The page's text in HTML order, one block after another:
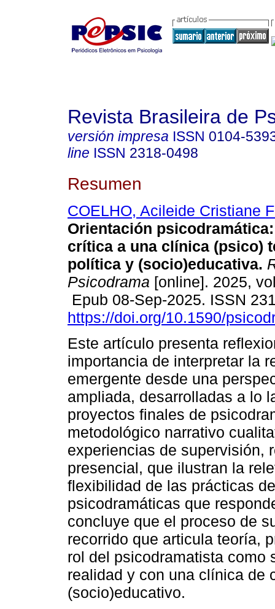
Revista Brasileira de
versión impresa ISSN 0104-
line ISSN 2318-0498
Resumen
COELHO, Acileide Cristiane
Orientación
crítica a una clínica (psico)
política y (socio)educativa.
Psicodrama [online]. 2025,
Epub 08-Sep-2025. ISSN
https://doi.org/10.1590/
Este artículo presenta
importancia de interpretar la
emergente desde una
ampliada, desarrolladas a lo
proyectos finales de
metodológico narrativo
experiencias de supervisión,
presencial, que ilustran la
flexibilidad de las prácticas
psicodramáticas que
concluye que el proceso de
recorrido que articula teoría,
rol del psicodramatista como
realidad y con una clínica de
(socio)educativo.